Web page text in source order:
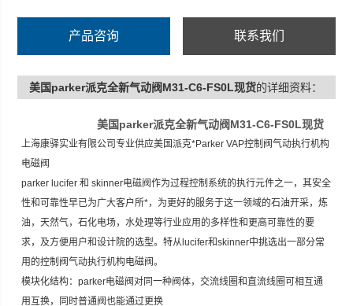
产品咨询 联系我们
美国parker派克全新气动阀M31-C6-FS0L现货的详细资料：
美国parker派克全新气动阀M31-C6-FS0L现货
上海康驿实业有限公司专业供应美国派克*Parker VAP控制阀气动执行机构
电磁阀
parker lucifer 和 skinner电磁阀作为过程控制系统的执行元件之一，其安全
性和可靠性早已为广大客户所*，为更好的服务于这一领域的石油开采，炼
油，天然气，石化电场，水处理等行业应用的多样性和更高可靠性的要
求，及方便用户和设计院的选型。特从lucifer和skinner中挑选出一部分常
用的控制阀气动执行机构电磁阀。
模块化结构：parker电磁阀对同一种阀体，交流线圈和直流线圈可相互通
用互换，同时普通阀也能通过更换